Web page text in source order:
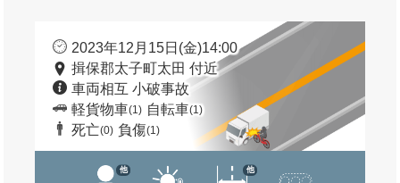
2023年12月15日(金)14:00
揖保郡太子町太田 付近
車両相互 小破事故
軽貨物車(1) 自転車(1)
死亡(0) 負傷(1)
他 他